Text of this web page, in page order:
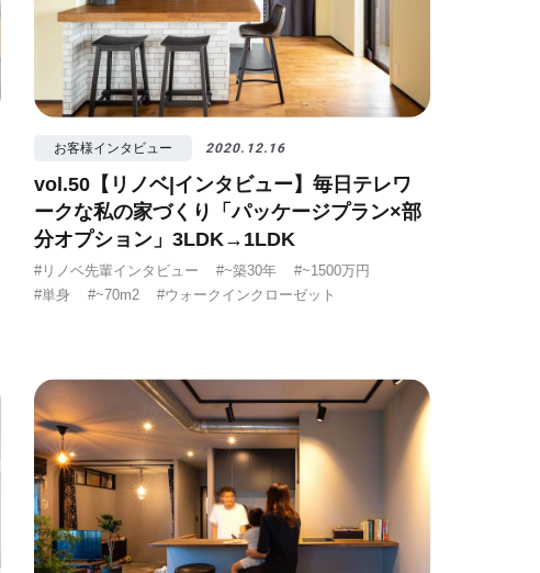
お客様インタビュー 2020.12.16
vol.50【リノベ|インタビュー】毎日テレワ
ークな私の家づくり「パッケージプラン×部
分オプション」3LDK→1LDK
#リノベ先輩インタビュー #~築30年
#~1500万円
#単身
#~70m2 #ウォークインクローゼット